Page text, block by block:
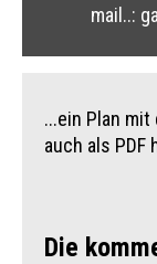
mail..:
...ein Plan
auch als PDF
Die